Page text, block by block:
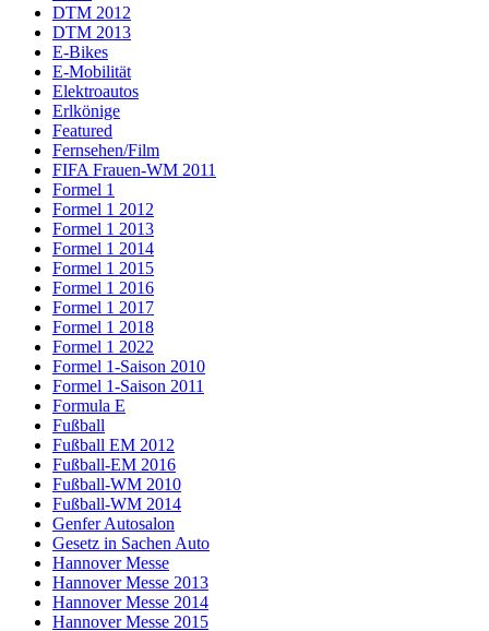
DTM 2012
DTM 2013
E-Bikes
E-Mobilität
Elektroautos
Erlkönige
Featured
Fernsehen/Film
FIFA Frauen-WM 2011
Formel 1
Formel 1 2012
Formel 1 2013
Formel 1 2014
Formel 1 2015
Formel 1 2016
Formel 1 2017
Formel 1 2018
Formel 1 2022
Formel 1-Saison 2010
Formel 1-Saison 2011
Formula E
Fußball
Fußball EM 2012
Fußball-EM 2016
Fußball-WM 2010
Fußball-WM 2014
Genfer Autosalon
Gesetz in Sachen Auto
Hannover Messe
Hannover Messe 2013
Hannover Messe 2014
Hannover Messe 2015